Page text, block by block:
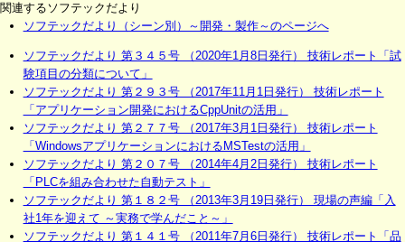
関連するソフテックだより
ソフテックだより（シーン別）～開発・製作～のページへ
ソフテックだより 第３４５号 （2020年1月8日発行） 技術レポート「試
験項目の分類について」
ソフテックだより 第２９３号 （2017年11月1日発行） 技術レポート
「アプリケーション開発におけるCppUnitの活用」
ソフテックだより 第２７７号 （2017年3月1日発行） 技術レポート
「WindowsアプリケーションにおけるMSTestの活用」
ソフテックだより 第２０７号 （2014年4月2日発行） 技術レポート
「PLCを組み合わせた自動テスト」
ソフテックだより 第１８２号 （2013年3月19日発行） 現場の声編「入
社1年を迎えて ～実務で学んだこと～」
ソフテックだより 第１４１号 （2011年7月6日発行） 技術レポート「品